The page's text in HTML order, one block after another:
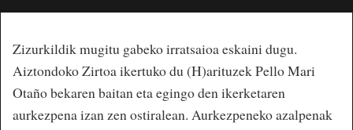
Zizurkildik mugitu gabeko irratsaioa eskaini dugu.
Aiztondoko Zirtoa ikertuko du (H)arituzek Pello Mari
Otaño bekaren baitan eta egingo den ikerketaren
aurkezpena izan zen ostiralean. Aurkezpeneko azalpenak